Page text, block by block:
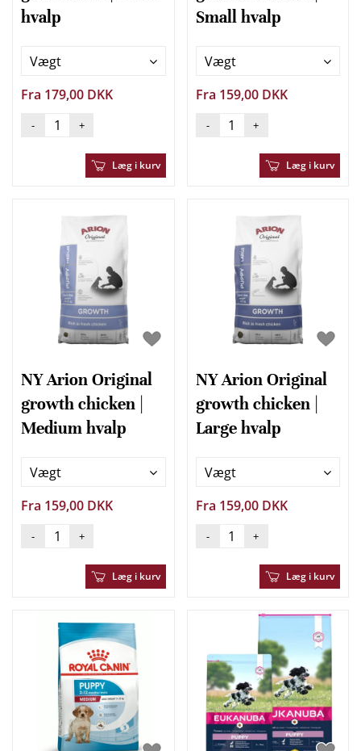
hvalp
Vægt
Fra 179,00 DKK
- +
Læg i kurv
Small hvalp
Vægt
Fra 159,00 DKK
- +
Læg i kurv
NY Arion Original
growth chicken |
Medium hvalp
Vægt
Fra 159,00 DKK
- +
Læg i kurv
NY Arion Original
growth chicken |
Large hvalp
Vægt
Fra 159,00 DKK
- +
Læg i kurv